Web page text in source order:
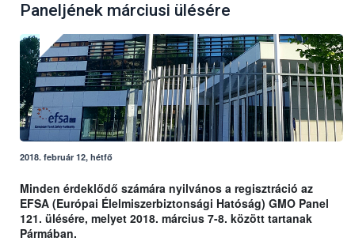
Paneljének márciusi ülésére
2018. február 12, hétfő
Minden érdeklődő számára nyilvános a regisztráció az
EFSA (Európai Élelmiszerbiztonsági Hatóság) GMO Panel
121. ülésére, melyet 2018. március 7-8. között tartanak
Pármában.